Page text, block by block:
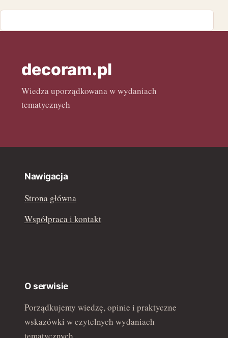
kwiecień 2022
marzec 2022
decoram.pl
Wiedza uporządkowana w wydaniach
tematycznych
Nawigacja
Strona główna
Współpraca i kontakt
O serwisie
Porządkujemy wiedzę, opinie i praktyczne
wskazówki w czytelnych wydaniach